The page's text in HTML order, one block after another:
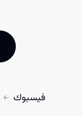
فيسبوك